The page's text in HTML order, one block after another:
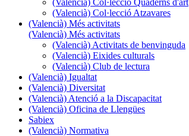
(Valencià) Col·lecció Quaderns d'art
(Valencià) Col·lecció Atzavares
(Valencià) Més activitats
(Valencià) Més activitats
(Valencià) Activitats de benvinguda
(Valencià) Eixides culturals
(Valencià) Club de lectura
(Valencià) Igualtat
(Valencià) Diversitat
(Valencià) Atenció a la Discapacitat
(Valencià) Oficina de Llengües
Sabiex
(Valencià) Normativa